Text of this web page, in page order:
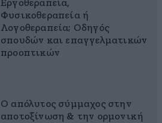
Εργοθεραπεία,
Φυσικοθεραπεία ή
Λογοθεραπεία; Οδηγός
σπουδών και επαγγελματικών
προοπτικών
Ο απόλυτος σύμμαχος στην
αποτοξίνωση & την ορμονική